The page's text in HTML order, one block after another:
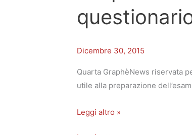
Dicembre 30, 2015
Quarta GraphèNews riservata
utile alla preparazione
2015:
Esercitazione
Leggi altro »
2015:
Esercitazione